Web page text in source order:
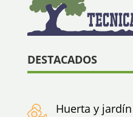
DESTACADOS
Huerta y jardín